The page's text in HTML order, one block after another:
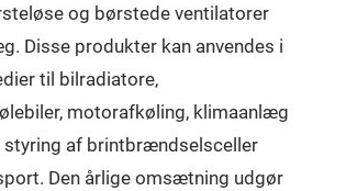
og børstede ventilatorer
Disse produkter kan anvendes i
til bilradiatore,
motorafkøling, klimaanlæg
styring af brintbrændselsceller
Den årlige omsætning udgør